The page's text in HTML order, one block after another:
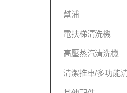
幫浦
電扶梯清洗機
高壓蒸汽清洗機
清潔推車/多功能